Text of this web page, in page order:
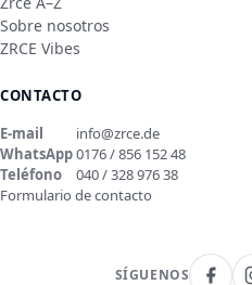
Sobre nosotros
ZRCE Vibes
CONTACTO
E-mail
info@zrce.de
WhatsApp0176 / 856 152 48
Teléfono
040 / 328 976 38
Formulario de contacto
SÍGUENOS